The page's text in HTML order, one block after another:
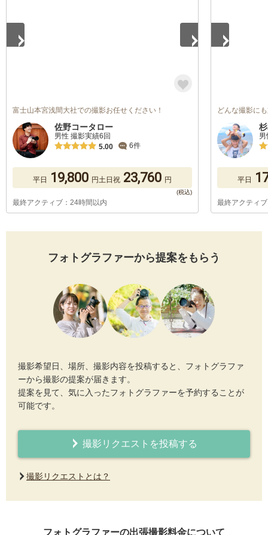
富士山本宮浅間大社での撮影お任せください！
佐野コータロー
男性 撮影実績6回
5.00
6件
平日 19,800 円土日祝 23,760 円
最終アクティブ：24時間以内
どんな撮影に
平日
最終アクティ
フォトグラファーから提案をもらう
撮影希望日、場所、撮影内容を投稿すると、フォトグラファ
ーから撮影の提案が届きます。
提案を見て、気に入ったフォトグラファーを予約することが
可能です。
撮影リクエストを投稿する
撮影リクエストとは？
フォトグラファーの出張撮影料金について